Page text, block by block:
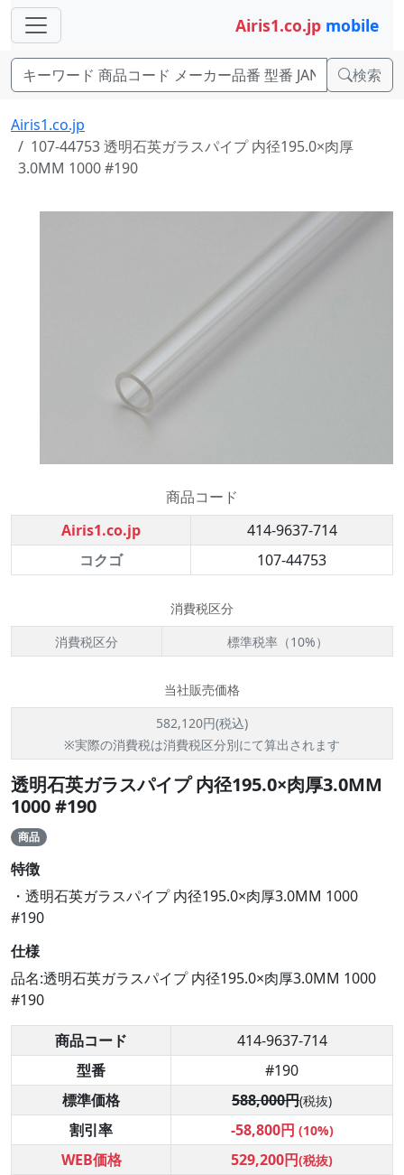
Airis1.co.jp mobile
検索
Airis1.co.jp
107-44753 透明石英ガラスパイプ 内径195.0×肉厚
3.0MM 1000 #190
商品コード
Airis1.co.jp
414-9637-714
コクゴ
107-44753
消費税区分
消費税区分
標準税率（10%）
当社販売価格
582,120円(税込)
※実際の消費税は消費税区分別にて算出されます
透明石英ガラスパイプ 内径195.0×肉厚3.0MM
1000 #190
商品
特徴
・透明石英ガラスパイプ 内径195.0×肉厚3.0MM 1000
#190
仕様
品名:透明石英ガラスパイプ 内径195.0×肉厚3.0MM 1000
#190
商品コード
414-9637-714
型番
#190
標準価格
588,000円(税抜)
割引率 -58,800円 (10%)
WEB価格 529,200円(税抜)